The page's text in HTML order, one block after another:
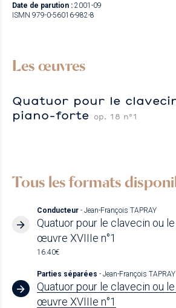
Date de parution : 2001-09
ISMN 979-0-56016-982-8
Les œuvres
Quatuor pour le
piano-forte op. 18 n°1
Tous les formats
Conducteur - Jean-François TAPRAY
Quatuor pour le clavecin ou
œuvre XVIIIe n°1
16.40€
Parties séparées - Jean-François TAPRAY
Quatuor pour le clavecin ou
œuvre XVIIIe n°1